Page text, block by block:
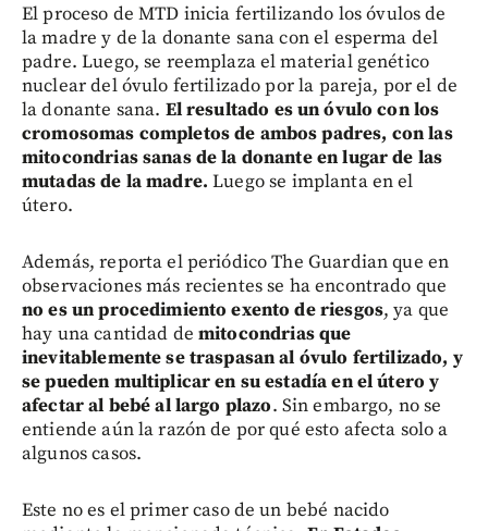
El proceso de MTD inicia fertilizando los óvulos de
la madre y de la donante sana con el esperma del
padre. Luego, se reemplaza el material genético
nuclear del óvulo fertilizado por la pareja, por el de
la donante sana. El resultado es un óvulo con los
cromosomas completos de ambos padres, con las
mitocondrias sanas de la donante en lugar de las
mutadas de la madre. Luego se implanta en el
útero.
Además, reporta el periódico The Guardian que en
observaciones más recientes se ha encontrado que
no es un procedimiento exento de riesgos, ya que
hay una cantidad de mitocondrias que
inevitablemente se traspasan al óvulo fertilizado, y
se pueden multiplicar en su estadía en el útero y
afectar al bebé al largo plazo. Sin embargo, no se
entiende aún la razón de por qué esto afecta solo a
algunos casos.
Este no es el primer caso de un bebé nacido